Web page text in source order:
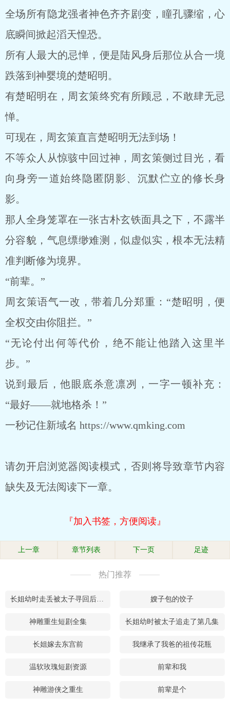
全场所有隐龙强者神色齐齐剧变，瞳孔骤缩，心
底瞬间掀起滔天惶恐。
所有人最大的忌惮，便是陆风身后那位从合一境
跌落到神婴境的楚昭明。
有楚昭明在，周玄策终究有所顾忌，不敢肆无忌
惮。
可现在，周玄策直言楚昭明无法到场！
不等众人从惊骇中回过神，周玄策侧过目光，看
向身旁一道始终隐匿阴影、沉默伫立的修长身
影。
那人全身笼罩在一张古朴玄铁面具之下，不露半
分容貌，气息缥缈难测，似虚似实，根本无法精
准判断修为境界。
“前辈。”
周玄策语气一改，带着几分郑重：“楚昭明，便
全权交由你阻拦。”
“无论付出何等代价，绝不能让他踏入这里半
步。”
说到最后，他眼底杀意凛冽，一字一顿补充：
“最好——就地格杀！”
一秒记住新域名 https://www.qmking.com
请勿开启浏览器阅读模式，否则将导致章节内容
缺失及无法阅读下一章。
『加入书签，方便阅读』
上一章 章节列表 下一页 足迹
热门推荐
长姐幼时走丢被太子寻回后续是什么 嫂子包的饺子
神雕重生短剧全集 长姐幼时被太子追走了第几集
长姐嫁去东宫前 我继承了我爸的祖传花瓶
温软玫瑰短剧资源 前辈和我
神雕游侠之重生 前辈是个